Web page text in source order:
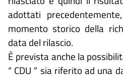
adottati
momento storico della
data del rilascio.
È prevista anche la
“ CDU ” sia riferito ad una